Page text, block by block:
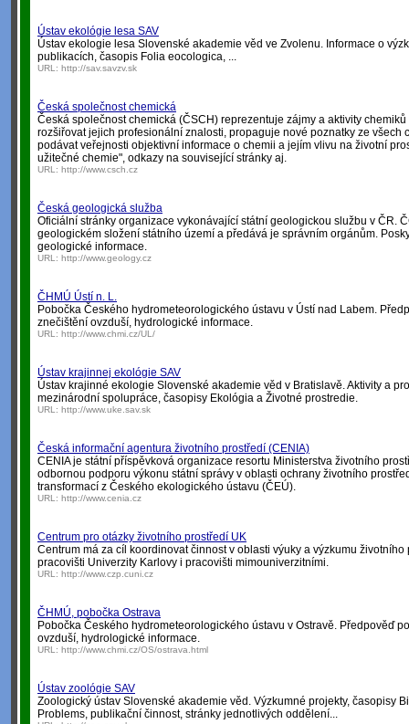
Ústav ekológie lesa SAV
Ústav ekologie lesa Slovenské akademie věd ve Zvolenu. Informace o
publikacích, časopis Folia eocologica, ...
URL: http://sav.savzv.sk
Česká společnost chemická
Česká společnost chemická (ČSCH) reprezentuje zájmy a aktivity
rozšiřovat jejich profesionální znalosti, propaguje nové poznatky ze všech
podávat veřejnosti objektivní informace o chemii a jejím vlivu na životní
užitečné chemie", odkazy na související stránky aj.
URL: http://www.csch.cz
Česká geologická služba
Oficiální stránky organizace vykonávající státní geologickou službu v ČR.
geologickém složení státního území a předává je správním orgánům.
geologické informace.
URL: http://www.geology.cz
ČHMÚ Ústí n. L.
Pobočka Českého hydrometeorologického ústavu v Ústí nad Labem.
znečištění ovzduší, hydrologické informace.
URL: http://www.chmi.cz/UL/
Ústav krajinnej ekológie SAV
Ústav krajinné ekologie Slovenské akademie věd v Bratislavě. Aktivity a
mezinárodní spolupráce, časopisy Ekológia a Životné prostredie.
URL: http://www.uke.sav.sk
Česká informační agentura životního prostředí (CENIA)
CENIA je státní příspěvková organizace resortu Ministerstva životního
odbornou podporu výkonu státní správy v oblasti ochrany životního
transformací z Českého ekologického ústavu (ČEÚ).
URL: http://www.cenia.cz
Centrum pro otázky životního prostředí UK
Centrum má za cíl koordinovat činnost v oblasti výuky a výzkumu
pracovišti Univerzity Karlovy i pracovišti mimouniverzitními.
URL: http://www.czp.cuni.cz
ČHMÚ, pobočka Ostrava
Pobočka Českého hydrometeorologického ústavu v Ostravě. Předpověď
ovzduší, hydrologické informace.
URL: http://www.chmi.cz/OS/ostrava.html
Ústav zoológie SAV
Zoologický ústav Slovenské akademie věd. Výzkumné projekty, časopisy
Problems, publikační činnost, stránky jednotlivých oddělení...